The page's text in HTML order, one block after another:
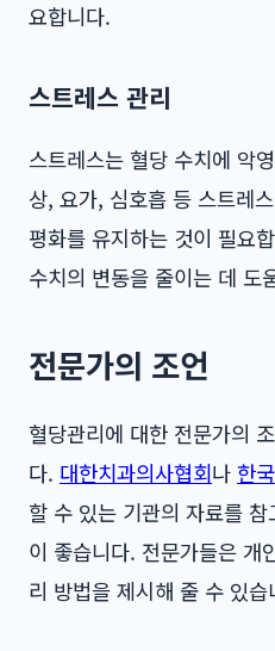
요합니다.
스트레스 관리
스트레스는 혈당 수치에 악
상, 요가, 심호흡 등 스트레
평화를 유지하는 것이 필요
수치의 변동을 줄이는 데 도
전문가의 조언
혈당관리에 대한 전문가의
다. 대한치과의사협회나 한
할 수 있는 기관의 자료를
이 좋습니다. 전문가들은 개
리 방법을 제시해 줄 수 있습